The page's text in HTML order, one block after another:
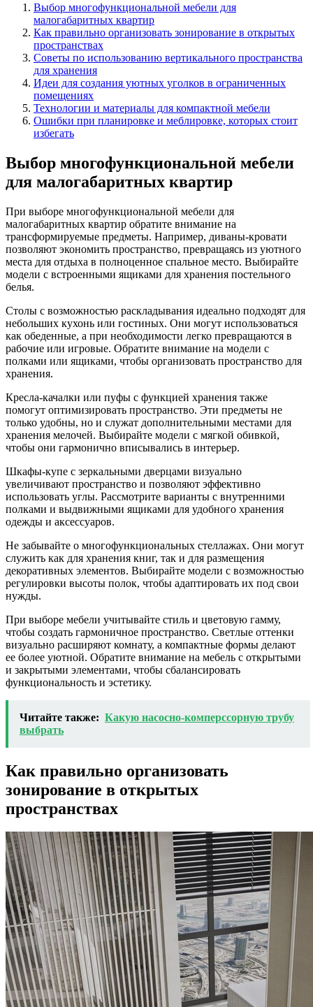
Выбор многофункциональной мебели для
малогабаритных квартир
Как правильно организовать зонирование в открытых
пространствах
Советы по использованию вертикального пространства
для хранения
Идеи для создания уютных уголков в ограниченных
помещениях
Технологии и материалы для компактной мебели
Ошибки при планировке и меблировке, которых стоит
избегать
Выбор многофункциональной мебели
для малогабаритных квартир
При выборе многофункциональной мебели для
малогабаритных квартир обратите внимание на
трансформируемые предметы. Например, диваны-кровати
позволяют экономить пространство, превращаясь из уютного
места для отдыха в полноценное спальное место. Выбирайте
модели с встроенными ящиками для хранения постельного
белья.
Столы с возможностью раскладывания идеально подходят для
небольших кухонь или гостиных. Они могут использоваться
как обеденные, а при необходимости легко превращаются в
рабочие или игровые. Обратите внимание на модели с
полками или ящиками, чтобы организовать пространство для
хранения.
Кресла-качалки или пуфы с функцией хранения также
помогут оптимизировать пространство. Эти предметы не
только удобны, но и служат дополнительными местами для
хранения мелочей. Выбирайте модели с мягкой обивкой,
чтобы они гармонично вписывались в интерьер.
Шкафы-купе с зеркальными дверцами визуально
увеличивают пространство и позволяют эффективно
использовать углы. Рассмотрите варианты с внутренними
полками и выдвижными ящиками для удобного хранения
одежды и аксессуаров.
Не забывайте о многофункциональных стеллажах. Они могут
служить как для хранения книг, так и для размещения
декоративных элементов. Выбирайте модели с возможностью
регулировки высоты полок, чтобы адаптировать их под свои
нужды.
При выборе мебели учитывайте стиль и цветовую гамму,
чтобы создать гармоничное пространство. Светлые оттенки
визуально расширяют комнату, а компактные формы делают
ее более уютной. Обратите внимание на мебель с открытыми
и закрытыми элементами, чтобы сбалансировать
функциональность и эстетику.
Читайте также: Какую насосно-комперссорную трубу
выбрать
Как правильно организовать
зонирование в открытых
пространствах